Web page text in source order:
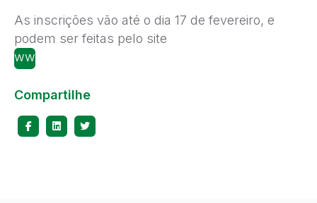
As inscrições vão até o dia 17 de fevereiro, e
podem ser feitas pelo site
www.programavoa.prosas.com.br
Compartilhe